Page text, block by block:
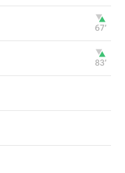
67‎’‎
83‎’‎